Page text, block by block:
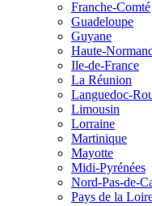
Franche-Comté
Guadeloupe
Guyane
Haute-
Ile-de-France
La Réunion
Languedoc-
Limousin
Lorraine
Martinique
Mayotte
Midi-Pyrénées
Nord-Pas-de-
Pays de la